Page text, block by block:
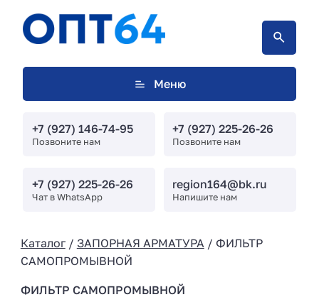
Меню
+7 (927) 146-74-95
Позвоните нам
+7 (927) 225-26-26
Позвоните нам
+7 (927) 225-26-26
Чат в WhatsApp
region164@bk.ru
Напишите нам
Каталог/ ЗАПОРНАЯ АРМАТУРА / ФИЛЬТР
САМОПРОМЫВНОЙ
ФИЛЬТР САМОПРОМЫВНОЙ